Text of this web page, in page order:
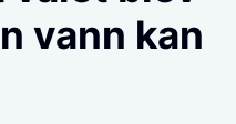
vann kan